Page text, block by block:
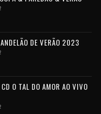
DE VERÃO 2023
O TAL DO AMOR AO VIVO